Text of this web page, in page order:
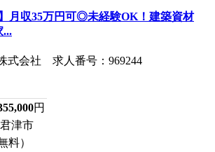
】月収35万円可◎未経験OK！建築資材
...
式会社 求人番号：969244
円
津市
料）